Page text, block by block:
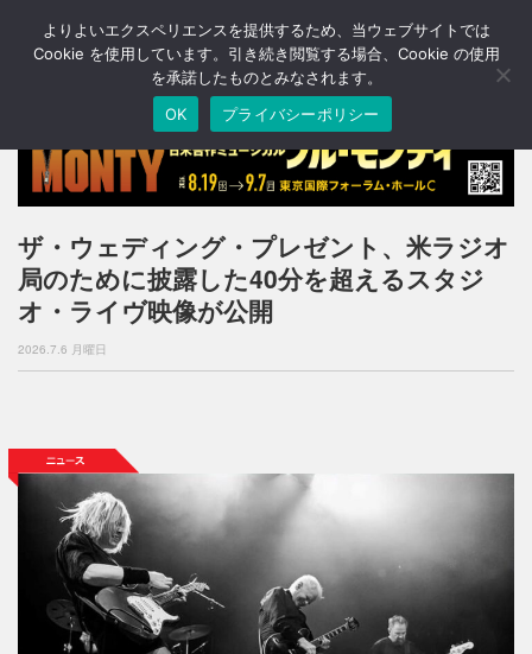
T
o
n
a
v
g
n
ザ・ウェディング・プレゼント、米ラジオ
局のために披露した40分を超えるスタジ
オ・ライヴ映像が公開
2026.7.6 月曜日
よりよいエクスペリエンスを提供するため、当ウェブサイトでは
Cookie を使用しています。引き続き閲覧する場合、Cookie の使用
を承諾したものとみなされます。
OK
プライバシーポリシー